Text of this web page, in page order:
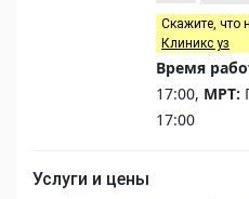
Скажите, что
Клиникс уз
Время
17:00, МРТ:
17:00
Услуги и цены